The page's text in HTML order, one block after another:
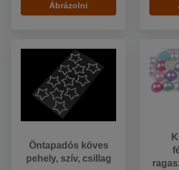
Ábrázolni
Öntapadós köves
pehely, szív, csillag